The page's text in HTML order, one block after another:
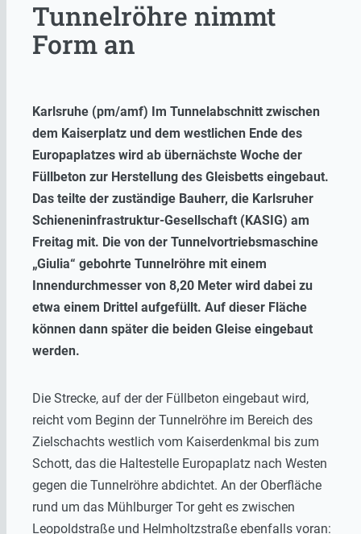
Tunnelröhre nimmt
Form an
Karlsruhe (pm/amf) Im Tunnelabschnitt zwischen
dem Kaiserplatz und dem westlichen Ende des
Europaplatzes wird ab übernächste Woche der
Füllbeton zur Herstellung des Gleisbetts eingebaut.
Das teilte der zuständige Bauherr, die Karlsruher
Schieneninfrastruktur-Gesellschaft (KASIG) am
Freitag mit. Die von der Tunnelvortriebsmaschine
„Giulia“ gebohrte Tunnelröhre mit einem
Innendurchmesser von 8,20 Meter wird dabei zu
etwa einem Drittel aufgefüllt. Auf dieser Fläche
können dann später die beiden Gleise eingebaut
werden.
Die Strecke, auf der der Füllbeton eingebaut wird,
reicht vom Beginn der Tunnelröhre im Bereich des
Zielschachts westlich vom Kaiserdenkmal bis zum
Schott, das die Haltestelle Europaplatz nach Westen
gegen die Tunnelröhre abdichtet. An der Oberfläche
rund um das Mühlburger Tor geht es zwischen
Leopoldstraße und Helmholtzstraße ebenfalls voran: